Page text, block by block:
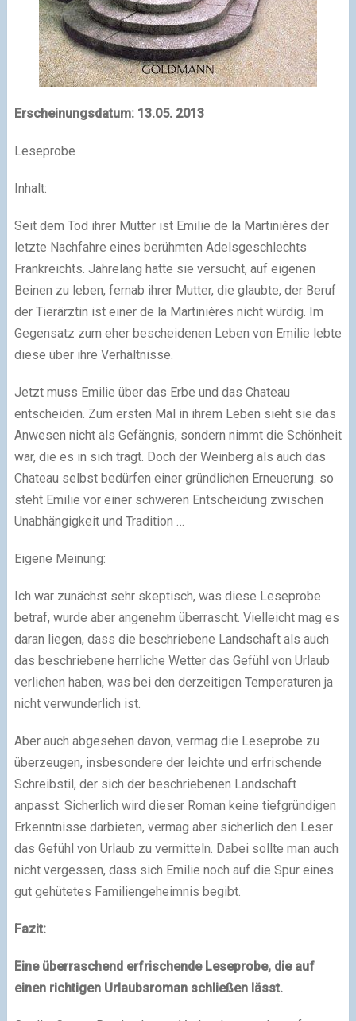
Erscheinungsdatum: 13.05. 2013
Leseprobe
Inhalt:
Seit dem Tod ihrer Mutter ist Emilie de la Martinières der
letzte Nachfahre eines berühmten Adelsgeschlechts
Frankreichts. Jahrelang hatte sie versucht, auf eigenen
Beinen zu leben, fernab ihrer Mutter, die glaubte, der Beruf
der Tierärztin ist einer de la Martinières nicht würdig. Im
Gegensatz zum eher bescheidenen Leben von Emilie lebte
diese über ihre Verhältnisse.
Jetzt muss Emilie über das Erbe und das Chateau
entscheiden. Zum ersten Mal in ihrem Leben sieht sie das
Anwesen nicht als Gefängnis, sondern nimmt die Schönheit
war, die es in sich trägt. Doch der Weinberg als auch das
Chateau selbst bedürfen einer gründlichen Erneuerung. so
steht Emilie vor einer schweren Entscheidung zwischen
Unabhängigkeit und Tradition …
Eigene Meinung:
Ich war zunächst sehr skeptisch, was diese Leseprobe
betraf, wurde aber angenehm überrascht. Vielleicht mag es
daran liegen, dass die beschriebene Landschaft als auch
das beschriebene herrliche Wetter das Gefühl von Urlaub
verliehen haben, was bei den derzeitigen Temperaturen ja
nicht verwunderlich ist.
Aber auch abgesehen davon, vermag die Leseprobe zu
überzeugen, insbesondere der leichte und erfrischende
Schreibstil, der sich der beschriebenen Landschaft
anpasst. Sicherlich wird dieser Roman keine tiefgründigen
Erkenntnisse darbieten, vermag aber sicherlich den Leser
das Gefühl von Urlaub zu vermitteln. Dabei sollte man auch
nicht vergessen, dass sich Emilie noch auf die Spur eines
gut gehütetes Familiengeheimnis begibt.
Fazit:
Eine überraschend erfrischende Leseprobe, die auf
einen richtigen Urlaubsroman schließen lässt.